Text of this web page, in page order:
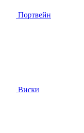
Портвейн
Виски